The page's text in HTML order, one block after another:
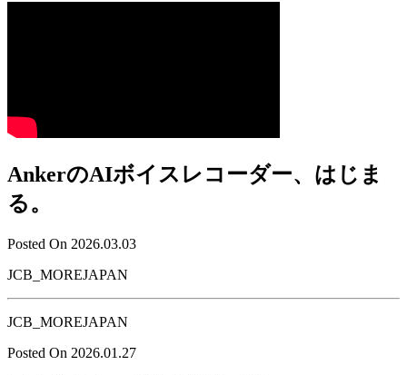
AnkerのAIボイスレコーダー、はじま
る。
Posted On 2026.03.03
JCB_MOREJAPAN
JCB_MOREJAPAN
Posted On 2026.01.27